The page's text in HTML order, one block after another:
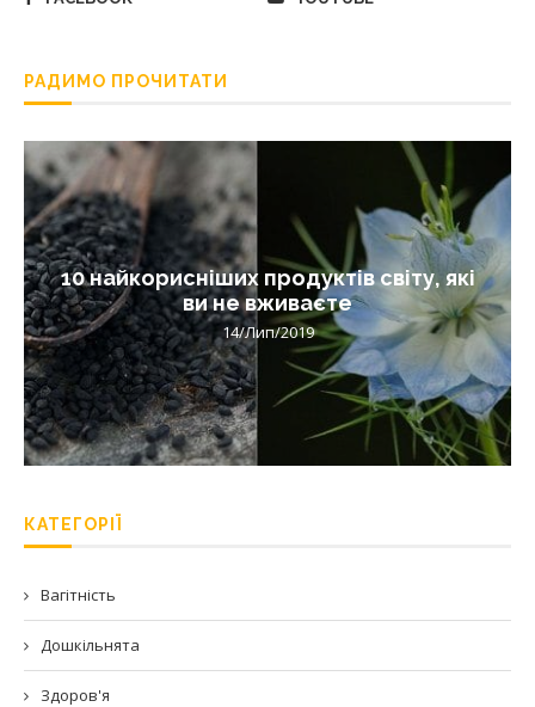
РАДИМО ПРОЧИТАТИ
10 найкорисніших продуктів світу, які
ви не вживаєте
14/Лип/2019
КАТЕГОРІЇ
Вагітність
Дошкільнята
Здоров'я